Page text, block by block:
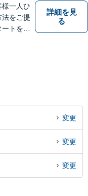
様一人ひ
法をご提
トをお
詳細を見
る
変更
変更
変更